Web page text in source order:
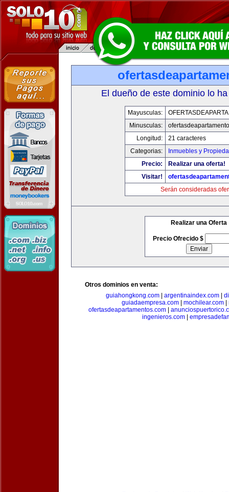
El dueño de este dominio lo
Mayusculas:
Minusculas:
Longitud:
21 caracteres
Categorias:
Inmuebles y
Precio:
Realizar una oferta!
Visitar!
Serán consideradas
Realizar una Oferta
Precio Ofrecido $
Otros dominios en venta:
guiahongkong.com| argentinaindex.com|
guiadaempresa.com
mochilear.com
ofertasdeapartamentos.com
ingenieros.com|